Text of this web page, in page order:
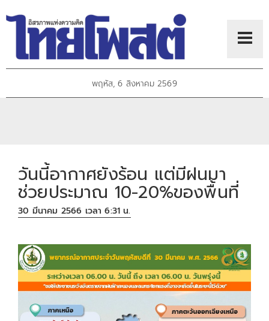
พฤหัส, 6 สิงหาคม 2569
วันนี้อากาศยังร้อน แต่มีฝนมา
ช่วยประมาณ 10-20%ของพื้นที่
30 มีนาคม 2566 เวลา 6:31 น.